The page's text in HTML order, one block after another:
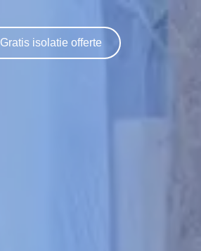
Gratis isolatie offerte